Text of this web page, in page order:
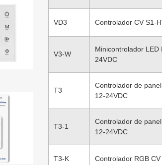
VD3 Controlador CV S1-
V3-W
Minicontrolador LED
24VDC
T3
Controlador de
12-24VDC
T3-1
Controlador de
12-24VDC
T3-K Controlador RGB